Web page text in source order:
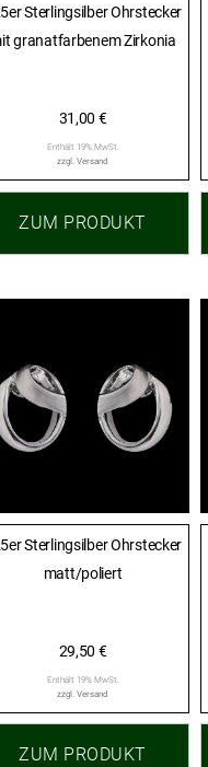
Sterlingsilber Ohrstecker
granatfarbenem Zirkonia
31,00 €
Enthält 19% MwSt.
zzgl.Versand
ZUM PRODUKT
Sterlingsilber Ohrstecker
matt/poliert
29,50 €
Enthält 19% MwSt.
zzgl.Versand
ZUM PRODUKT